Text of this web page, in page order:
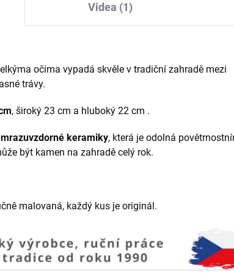
Videa (1)
očima vypadá skvěle v tradiční zahradě mezi
trávy.
, široký 23 cm a hluboký 22 cm .
mrazuvzdorné keramiky, která je odolná
být kamen na zahradě celý rok.
malovaná, každý kus je originál.